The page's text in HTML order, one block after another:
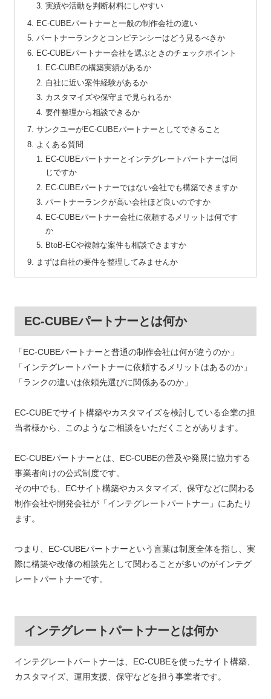
実績や活動を判断材料にしやすい
EC-CUBEパートナーと一般の制作会社の違い
パートナーランクとコンピテンシーはどう見るべきか
EC-CUBEパートナー会社を選ぶときのチェックポイント
EC-CUBEの構築実績があるか
自社に近い案件経験があるか
カスタマイズや保守まで見られるか
要件整理から相談できるか
サンクユーがEC-CUBEパートナーとしてできること
よくある質問
EC-CUBEパートナーとインテグレートパートナーは同
じですか
EC-CUBEパートナーではない会社でも構築できますか
パートナーランクが高い会社ほど良いのですか
EC-CUBEパートナー会社に依頼するメリットは何です
か
BtoB-ECや複雑な案件も相談できますか
まずは自社の要件を整理してみませんか
EC-CUBEパートナーとは何か
「EC-CUBEパートナーと普通の制作会社は何が違うのか」
「インテグレートパートナーに依頼するメリットはあるのか」
「ランクの違いは依頼先選びに関係あるのか」
EC-CUBEでサイト構築やカスタマイズを検討している企業の担
当者様から、このようなご相談をいただくことがあります。
EC-CUBEパートナーとは、EC-CUBEの普及や発展に協力する
事業者向けの公式制度です。
その中でも、ECサイト構築やカスタマイズ、保守などに関わる
制作会社や開発会社が「インテグレートパートナー」にあたり
ます。
つまり、EC-CUBEパートナーという言葉は制度全体を指し、実
際に構築や改修の相談先として関わることが多いのがインテグ
レートパートナーです。
インテグレートパートナーとは何か
インテグレートパートナーは、EC-CUBEを使ったサイト構築、
カスタマイズ、運用支援、保守などを担う事業者です。